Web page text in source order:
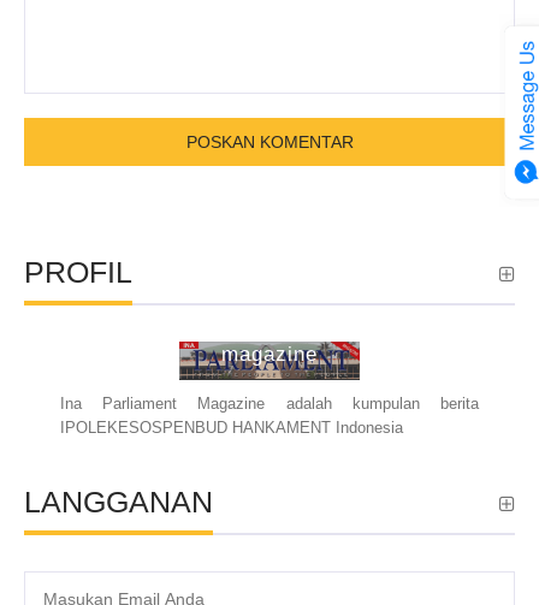
PROFIL
magazine
Ina Parliament Magazine adalah kumpulan berita
IPOLEKESOSPENBUD HANKAMENT Indonesia
LANGGANAN